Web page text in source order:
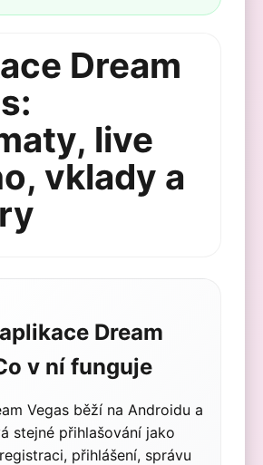
Dream
live
vklady a
Dream
v ní funguje
Vegas běží na Androidu a
stejné přihlašování jako
přihlášení, správu